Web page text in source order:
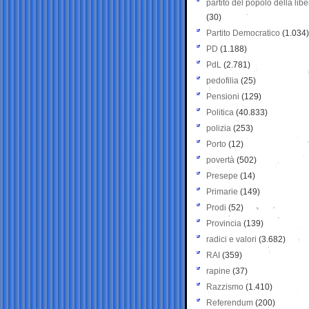
partito del popolo della
(30)
Partito Democratico (1.034)
PD (1.188)
PdL (2.781)
pedofilia (25)
Pensioni (129)
Politica (40.833)
polizia (253)
Porto (12)
povertà (502)
Presepe (14)
Primarie (149)
Prodi (52)
Provincia (139)
radici e valori (3.682)
RAI (359)
rapine (37)
Razzismo (1.410)
Referendum (200)